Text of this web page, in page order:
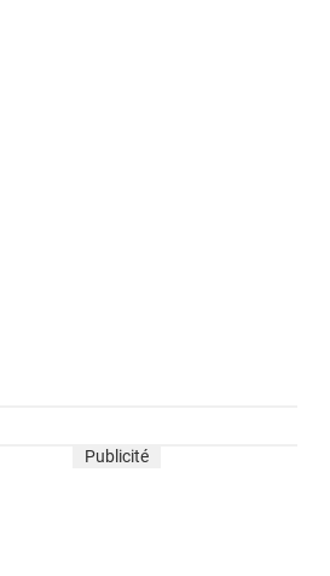
Publicité